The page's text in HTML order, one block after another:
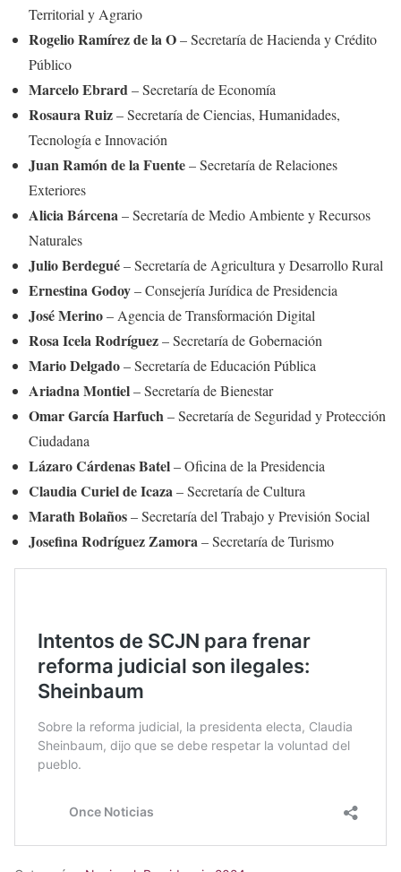
Territorial y Agrario
Rogelio Ramírez de la O– Secretaría de Hacienda y Crédito
Público
Marcelo Ebrard – Secretaría de Economía
Rosaura Ruiz– Secretaría de Ciencias, Humanidades,
Tecnología e Innovación
Juan Ramón de la Fuente– Secretaría de Relaciones
Exteriores
Alicia Bárcena – Secretaría de Medio Ambiente y Recursos
Naturales
Julio Berdegué– Secretaría de Agricultura y Desarrollo Rural
Ernestina Godoy– Consejería Jurídica de Presidencia
José Merino– Agencia de Transformación Digital
Rosa Icela Rodríguez– Secretaría de Gobernación
Mario Delgado– Secretaría de Educación Pública
Ariadna Montiel– Secretaría de Bienestar
Omar García Harfuch – Secretaría de Seguridad y Protección
Ciudadana
Lázaro Cárdenas Batel– Oficina de la Presidencia
Claudia Curiel de Icaza – Secretaría de Cultura
Marath Bolaños– Secretaría del Trabajo y Previsión Social
Josefina Rodríguez Zamora – Secretaría de Turismo